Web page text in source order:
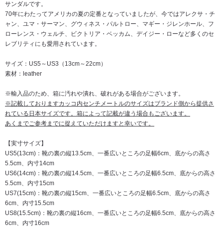
サンダルです。
70年にわたってアメリカの夏の定番となっていましたが、今ではアレクサ・チ
ャン、ユマ・サーマン、グウィネス・パルトロー、マギー・ジレンホール、フ
ローレンス・ウェルチ、ビクトリア・ベッカム、デイジー・ローなど多くのセ
レブリティにも愛用されています。
サイズ：US5～US3（13cm～22cm）
素材：leather
※輸入品のため、箱に汚れや潰れ、破れがある場合がございます。
※記載しておりますカッコ内センチメートルのサイズはブランド側から提供さ
れている日本サイズです。箱によって記載が違う場合もございます。
あくまでご参考までに捉えていただけますと幸いです。
【実寸サイズ】
US5(13cm)：靴の裏の縦13.5cm、一番広いところの足幅6cm、底からの高さ
5.5cm、内寸14cm
US6(14cm)：靴の裏の縦14.5cm、一番広いところの足幅6.5cm、底からの高さ
5.5cm、内寸15cm
US7(15cm)：靴の裏の縦15cm、一番広いところの足幅6.5cm、底からの高さ
6cm、内寸15.5cm
US8(15.5cm)：靴の裏の縦16cm、一番広いところの足幅6.5cm、底からの高さ
6cm、内寸16cm